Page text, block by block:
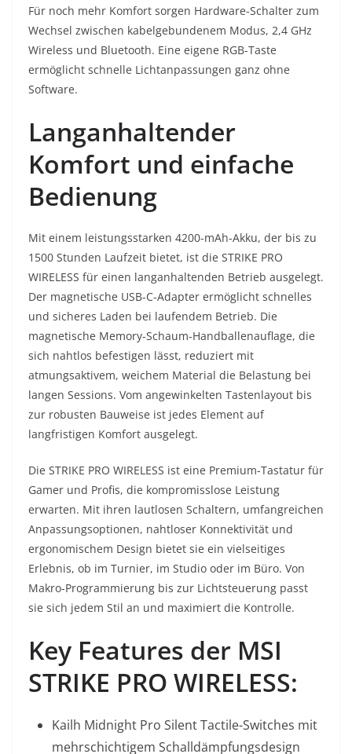
Für noch mehr Komfort sorgen Hardware-Schalter zum
Wechsel zwischen kabelgebundenem Modus, 2,4 GHz
Wireless und Bluetooth. Eine eigene RGB-Taste
ermöglicht schnelle Lichtanpassungen ganz ohne
Software.
Langanhaltender
Komfort und einfache
Bedienung
Mit einem leistungsstarken 4200-mAh-Akku, der bis zu
1500 Stunden Laufzeit bietet, ist die STRIKE PRO
WIRELESS für einen langanhaltenden Betrieb ausgelegt.
Der magnetische USB-C-Adapter ermöglicht schnelles
und sicheres Laden bei laufendem Betrieb. Die
magnetische Memory-Schaum-Handballenauflage, die
sich nahtlos befestigen lässt, reduziert mit
atmungsaktivem, weichem Material die Belastung bei
langen Sessions. Vom angewinkelten Tastenlayout bis
zur robusten Bauweise ist jedes Element auf
langfristigen Komfort ausgelegt.
Die STRIKE PRO WIRELESS ist eine Premium-Tastatur für
Gamer und Profis, die kompromisslose Leistung
erwarten. Mit ihren lautlosen Schaltern, umfangreichen
Anpassungsoptionen, nahtloser Konnektivität und
ergonomischem Design bietet sie ein vielseitiges
Erlebnis, ob im Turnier, im Studio oder im Büro. Von
Makro-Programmierung bis zur Lichtsteuerung passt
sie sich jedem Stil an und maximiert die Kontrolle.
Key Features der MSI
STRIKE PRO WIRELESS:
Kailh Midnight Pro Silent Tactile-Switches mit
mehrschichtigem Schalldämpfungsdesign